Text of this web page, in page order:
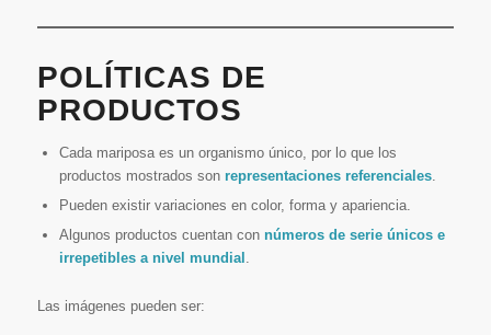
POLÍTICAS DE
PRODUCTOS
Cada mariposa es un organismo único, por lo que los
productos mostrados son representaciones referenciales.
Pueden existir variaciones en color, forma y apariencia.
Algunos productos cuentan con números de serie únicos e
irrepetibles a nivel mundial .
Las imágenes pueden ser: